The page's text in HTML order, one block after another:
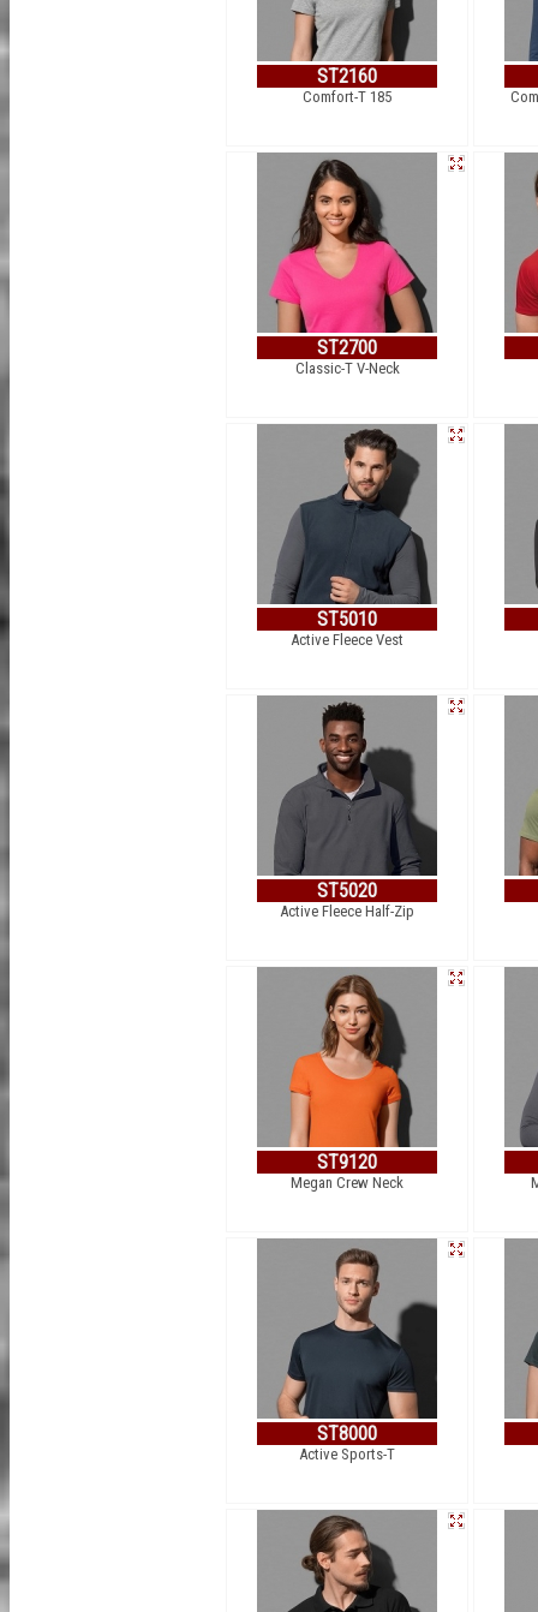
ST2160
Comfort-T 185
ST2700
Classic-T V-Neck
ST5010
Active Fleece Vest
ST5020
Active Fleece Half-Zip
ST9120
Megan Crew Neck
ST8000
Active Sports-T